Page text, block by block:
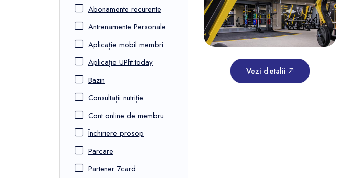
Abonamente recurente
Antrenamente Personale
Aplicație mobil membri
Aplicație UPfit.today
Bazin
Consultații nutriție
Cont online de membru
Închiriere prosop
Parcare
Partener 7card
Vezi detalii